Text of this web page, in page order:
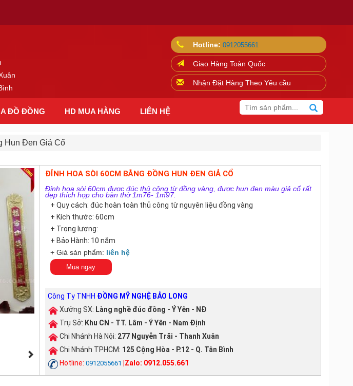
Hotline: 0912055661
Giao Hàng Toàn Quốc
Nhận Đặt Hàng Theo Yêu cầu
ĐỒ ĐỒNG HD MUA HÀNG LIÊN HỆ
Hun Đen Giả Cổ
ĐỈNH HOA SÒI 60CM BẰNG ĐỒNG HUN ĐEN GIẢ CỔ
Đỉnh hoa sòi 60cm được đúc thủ công từ đồng vàng, được hun đen màu giả cổ rất
đẹp thích hợp cho bàn thờ 1m76- 1m97.
+ Quy cách: đúc hoàn toàn thủ công từ nguyên liệu đồng vàng
+ Kích thước: 60cm
+ Trọng lượng:
+ Bảo Hành: 10 năm
+ Giá sản phẩm: liên hệ
Mua ngay
Công Ty TNHH ĐỒNG MỸ NGHỆ BẢO LONG
Xưởng SX: Làng nghề đúc đồng - Ý Yên - NĐ
Trụ Sở: Khu CN - TT. Lâm - Ý Yên - Nam Định
Chi Nhánh Hà Nội: 277 Nguyễn Trãi - Thanh Xuân
Chi Nhánh TPHCM: 125 Cộng Hòa - P.12 - Q. Tân Bình
Hotline: 0912055661 |Zalo: 0912.055.661